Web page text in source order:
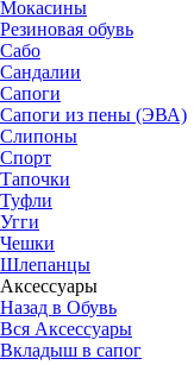
Мокасины
Резиновая обувь
Сабо
Сандалии
Сапоги
Сапоги из пены (ЭВА)
Слипоны
Спорт
Тапочки
Туфли
Угги
Чешки
Шлепанцы
Аксессуары
Назад в Обувь
Вся Аксессуары
Вкладыш в сапог